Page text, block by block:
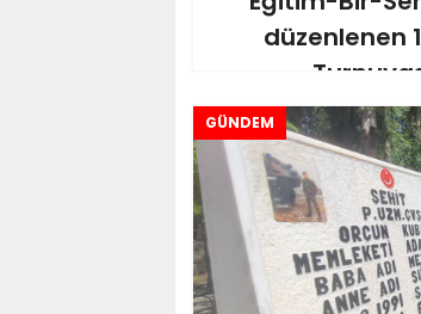
düzenlenen
GÜNDEM